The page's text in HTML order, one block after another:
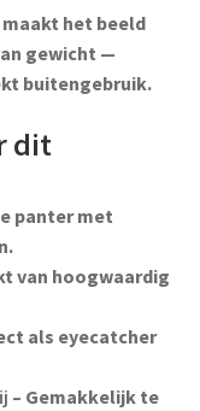
het beeld
gewicht —
buitengebruik.
dit
panter met
van hoogwaardig
als eyecatcher
– Gemakkelijk te